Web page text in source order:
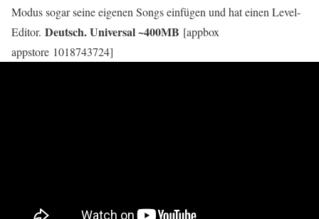
Modus sogar seine eigenen Songs einfügen und hat einen Level-
Editor. Deutsch. Universal ~400MB [appbox
appstore 1018743724]